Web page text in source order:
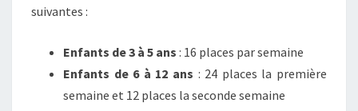
suivantes :
Enfants de 3 à 5 ans : 16 places par semaine
Enfants de 6 à 12 ans : 24 places la première
semaine et 12 places la seconde semaine